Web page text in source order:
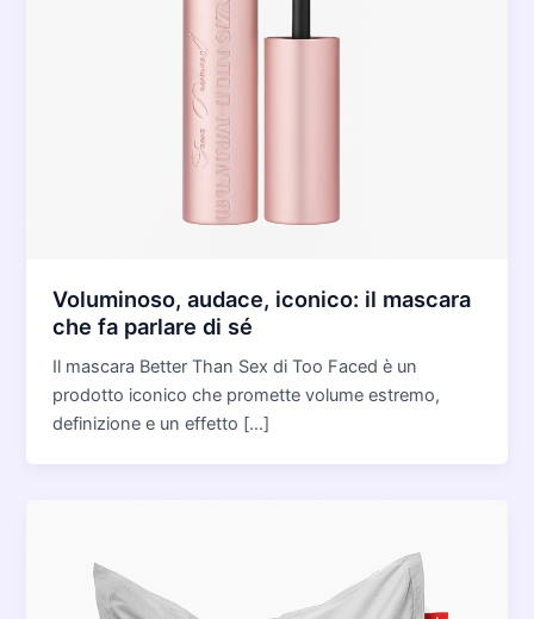
Voluminoso, audace, iconico: il mascara
che fa parlare di sé
Il mascara Better Than Sex di Too Faced è un
prodotto iconico che promette volume estremo,
definizione e un effetto […]